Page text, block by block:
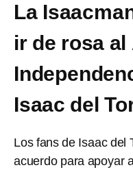
La
ir de rosa al
Isaac del
Los fans de Isaac del
acuerdo para apoyar